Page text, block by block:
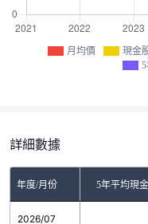
月均價 現金
詳細數據
年度/月份
股利殖利率 5年平均現
2026/07
0.00